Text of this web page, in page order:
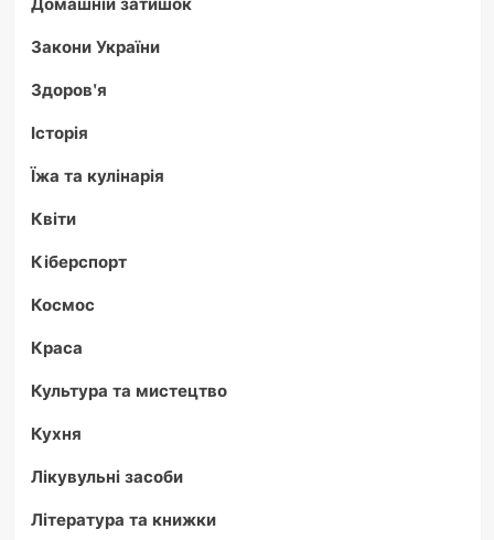
Закони України
Здоров'я
Історія
Їжа та кулінарія
Квіти
Кіберспорт
Космос
Краса
Культура та мистецтво
Кухня
Лікувульні засоби
Література та книжки